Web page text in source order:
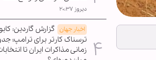
دیروز ۲۰:۳۷
اخبار جهان گزارش گاردین:
ترسناک کارتر برای ترامپ؛
زمانی مذاکرات ایران تا